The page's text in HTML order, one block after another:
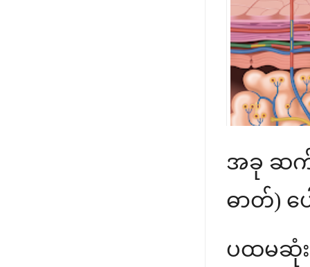
အခု ဆက်
ဓာတ်) ပ
ပထမဆုံး